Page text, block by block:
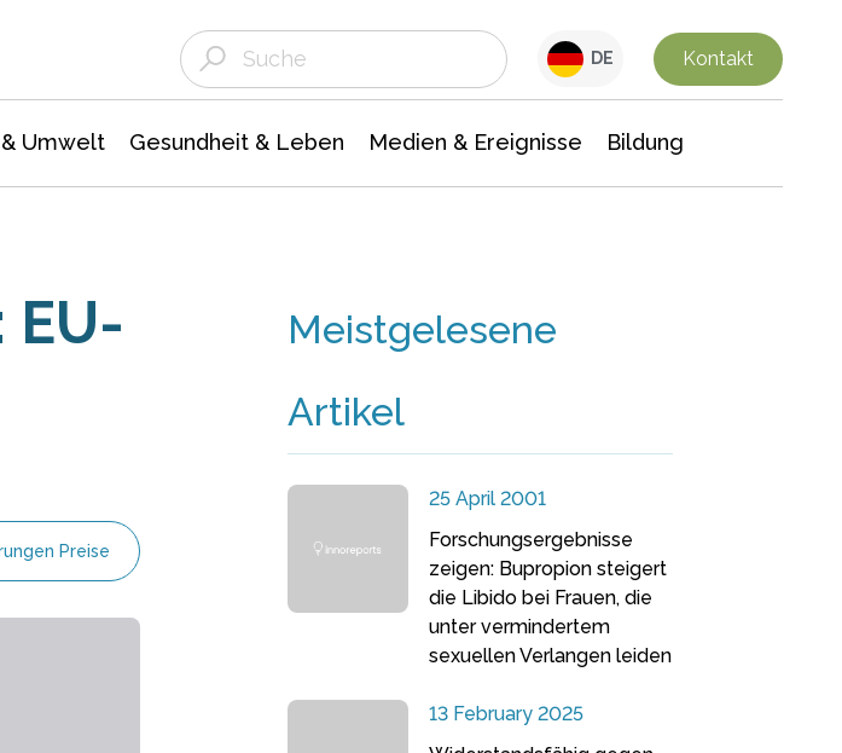
DE Kontakt
Umwelt Gesundheit & Leben Medien & Ereignisse Bildung
EU-
Preise
Meistgelesene
Artikel
25 April 2001
Forschungsergebnisse
zeigen: Bupropion steigert
die Libido bei Frauen, die
unter vermindertem
sexuellen Verlangen leiden
13 February 2025